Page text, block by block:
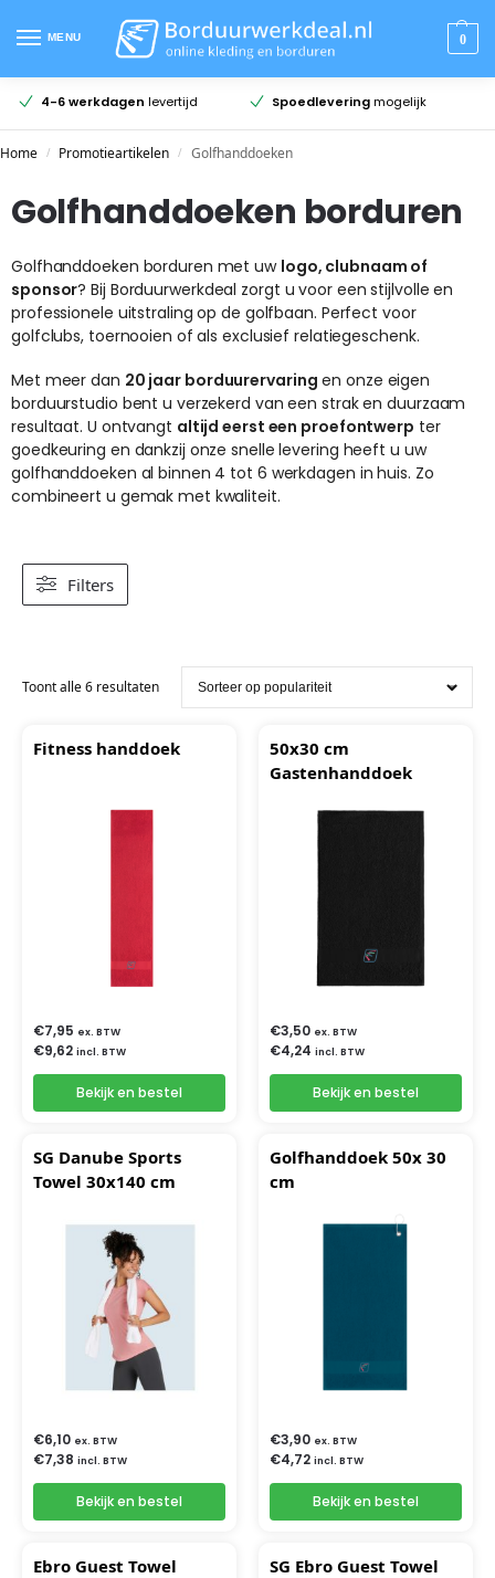
MENU 0
4-6 werkdagen levertijd Spoedleveringmogelijk
Home / Promotieartikelen / Golfhanddoeken
Golfhanddoeken borduren
Golfhanddoeken borduren met uw logo, clubnaam of
sponsor? Bij Borduurwerkdeal zorgt u voor een stijlvolle en
professionele uitstraling op de golfbaan. Perfect voor
golfclubs, toernooien of als exclusief relatiegeschenk.
Met meer dan 20 jaar borduurervaring en onze eigen
borduurstudio bent u verzekerd van een strak en duurzaam
resultaat. U ontvangt altijd eerst een proefontwerp ter
goedkeuring en dankzij onze snelle levering heeft u uw
golfhanddoeken al binnen 4 tot 6 werkdagen in huis. Zo
combineert u gemak met kwaliteit.
Filters
Toont alle 6 resultaten
Fitness handdoek
€7,95 ex. BTW
€9,62 incl. BTW
Bekijk en bestel
50x30 cm
Gastenhanddoek
€3,50 ex. BTW
€4,24 incl. BTW
Bekijk en bestel
SG Danube Sports
Towel 30x140 cm
€6,10 ex. BTW
€7,38 incl. BTW
Bekijk en bestel
Golfhanddoek 50x 30
cm
€3,90 ex. BTW
€4,72 incl. BTW
Bekijk en bestel
Ebro Guest Towel
SG Ebro Guest Towel